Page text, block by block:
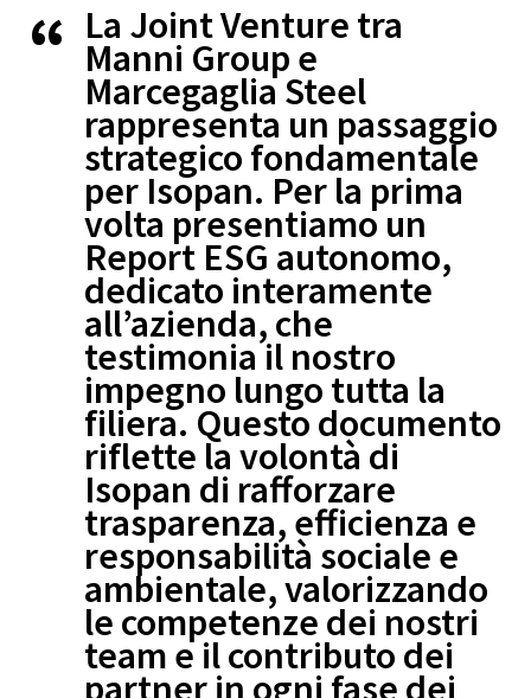
La Joint Venture tra
Manni Group e
Marcegaglia Steel
rappresenta un passaggio
strategico fondamentale
per Isopan. Per la prima
volta presentiamo un
Report ESG autonomo,
dedicato interamente
all’azienda, che
testimonia il nostro
impegno lungo tutta la
filiera. Questo documento
riflette la volontà di
Isopan di rafforzare
trasparenza, efficienza e
responsabilità sociale e
ambientale, valorizzando
le competenze dei nostri
team e il contributo dei